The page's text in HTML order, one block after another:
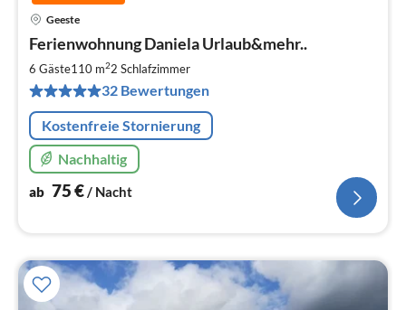
Geeste
Ferienwohnung Daniela Urlaub&mehr..
6 Gäste110 m22 Schlafzimmer
32 Bewertungen
Kostenfreie Stornierung
Nachhaltig
ab 75€/ Nacht